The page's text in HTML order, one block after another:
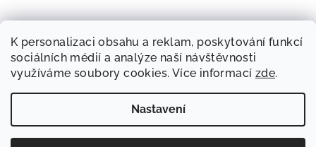
K personalizaci obsahu a reklam, poskytování funkcí
sociálních médií a analýze naší návštěvnosti
využíváme soubory cookies. Více informací zde.
Nastavení